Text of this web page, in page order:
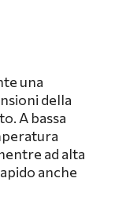
una
della
A bassa
ad alta
anche